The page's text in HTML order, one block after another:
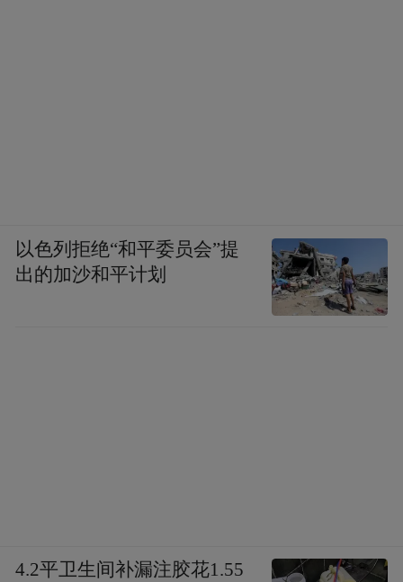
以色列拒绝“和平委员会”提
出的加沙和平计划
4.2平卫生间补漏注胶花1.55